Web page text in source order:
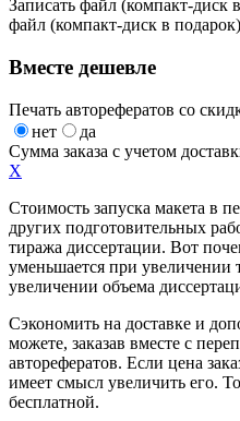
Записать файл (компакт-диск
файл (компакт-диск в
Вместе дешевле
Печать авторефератов со
нет
да
Сумма заказа с учетом
X
Стоимость запуска макета в
других подготовительных
тиража диссертации. Вот
уменьшается при увеличении
увеличении объема
Сэкономить на доставке и
можете, заказав вместе с
авторефератов. Если цена
имеет смысл увеличить его.
бесплатной.